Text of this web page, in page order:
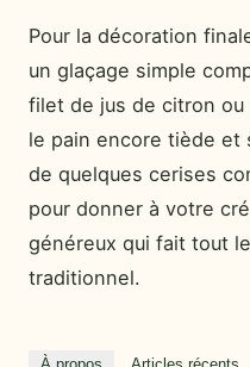
Pour la décoration
un glaçage simple
filet de jus de citron
le pain encore tiède et
de quelques cerises
pour donner à votre
généreux qui fait tout
traditionnel.